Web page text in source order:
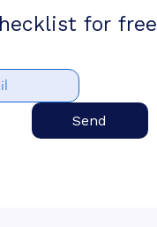
for free
Send